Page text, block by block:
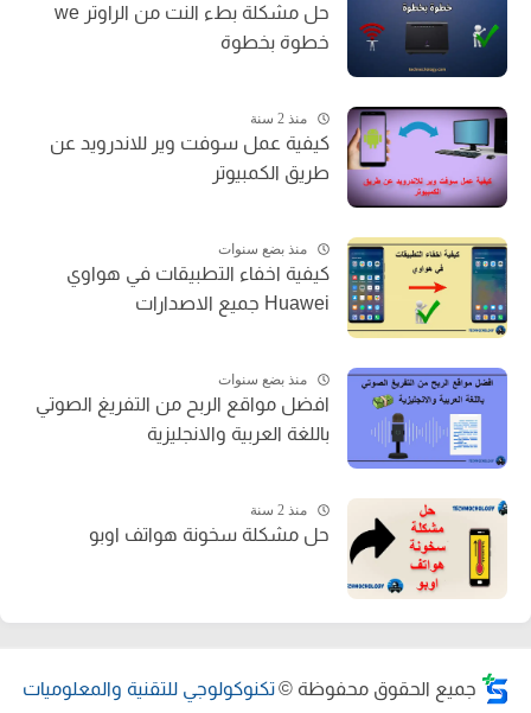
حل مشكلة بطء النت من الراوتر we
خطوة بخطوة
منذ 2 سنة
كيفية عمل سوفت وير للاندرويد عن
طريق الكمبيوتر
منذ بضع سنوات
كيفية اخفاء التطبيقات في هواوي
Huawei جميع الاصدارات
منذ بضع سنوات
افضل مواقع الربح من التفريغ الصوتي
باللغة العربية والانجليزية
منذ 2 سنة
حل مشكلة سخونة هواتف اوبو
جميع الحقوق محفوظة © تكنوكولوجي للتقنية والمعلوميات